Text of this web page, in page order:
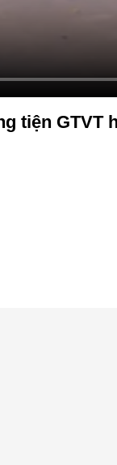
tiện GTVT